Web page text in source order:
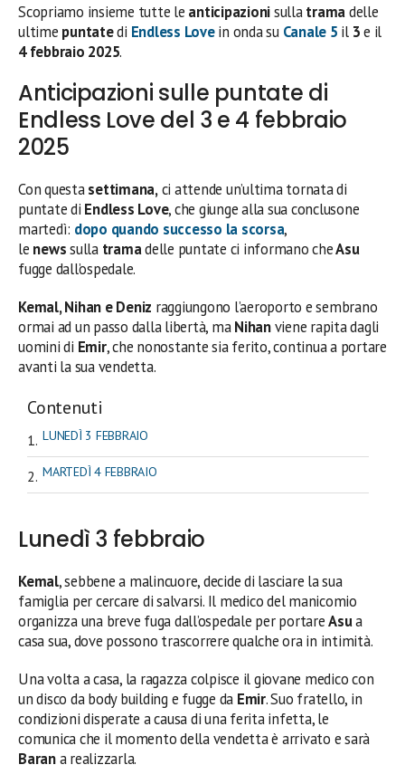
Scopriamo insieme tutte le anticipazionisullatramadelle
ultime puntatedi Endless Lovein onda su Canale 5 il 3e il
4 febbraio 2025.
Anticipazioni sulle puntate di
Endless Love del 3 e 4 febbraio
2025
Con questasettimana,ci attende un’ultima tornata di
puntate di Endless Love, che giunge alla sua conclusone
martedì: dopo quando successo la scorsa,
le newssulla tramadelle puntate ci informano cheAsu
fugge dall’ospedale.
Kemal, Nihan e Deniz raggiungono l’aeroporto e sembrano
ormai ad un passo dalla libertà, maNihanviene rapita dagli
uomini di Emir, che nonostante sia ferito, continua a portare
avanti la sua vendetta.
Contenuti
LUNEDÌ 3 FEBBRAIO
MARTEDÌ 4 FEBBRAIO
Lunedì 3 febbraio
Kemal, sebbene a malincuore, decide di lasciare la sua
famiglia per cercare di salvarsi. Il medico del manicomio
organizza una breve fuga dall’ospedale per portareAsua
casa sua, dove possono trascorrere qualche ora in intimità.
Una volta a casa, la ragazza colpisce il giovane medico con
un disco da body building e fugge da Emir. Suo fratello, in
condizioni disperate a causa di una ferita infetta, le
comunica che il momento della vendetta è arrivato e sarà
Barana realizzarla.